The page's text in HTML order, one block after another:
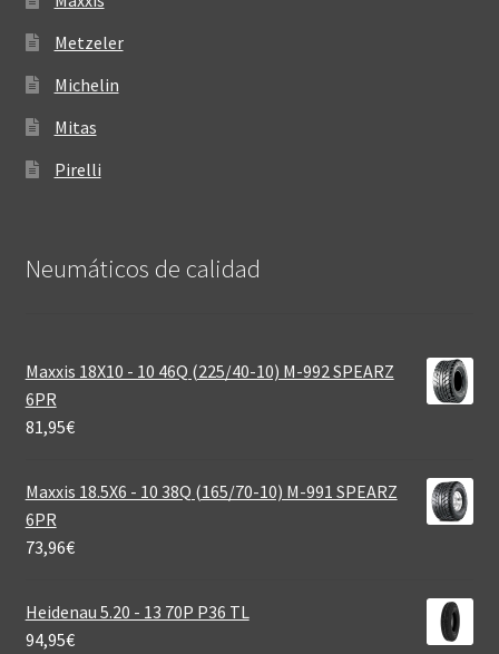
Metzeler
Michelin
Mitas
Pirelli
Neumáticos de calidad‎
Maxxis 18X10 - 10 46Q (225/40-10) M-992 SPEARZ
6PR
81,95€
Maxxis 18.5X6 - 10 38Q (165/70-10) M-991 SPEARZ
6PR
73,96€
Heidenau 5.20 - 13 70P P36 TL
94,95€